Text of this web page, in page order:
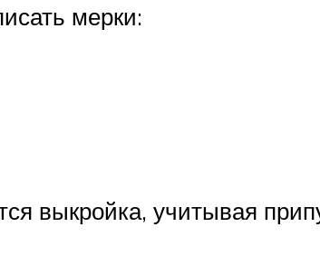
мерки:
выкройка, учитывая